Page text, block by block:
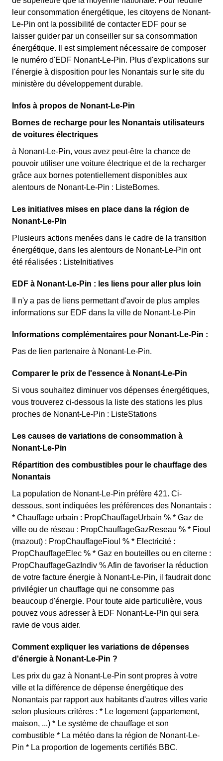
leur consommation énergétique, les citoyens de Nonant-
Le-Pin ont la possibilité de contacter EDF pour se
laisser guider par un conseiller sur sa consommation
énergétique. Il est simplement nécessaire de composer
le numéro d'EDF Nonant-Le-Pin. Plus d'explications sur
l'énergie à disposition pour les Nonantais sur le site du
ministère du développement durable.
Infos à propos de Nonant-Le-Pin
Bornes de recharge pour les Nonantais utilisateurs
de voitures électriques
à Nonant-Le-Pin, vous avez peut-être la chance de
pouvoir utiliser une voiture électrique et de la recharger
grâce aux bornes potentiellement disponibles aux
alentours de Nonant-Le-Pin : ListeBornes.
Les initiatives mises en place dans la région de
Nonant-Le-Pin
Plusieurs actions menées dans le cadre de la transition
énergétique, dans les alentours de Nonant-Le-Pin ont
été réalisées : ListeInitiatives
EDF à Nonant-Le-Pin : les liens pour aller plus loin
Il n'y a pas de liens permettant d'avoir de plus amples
informations sur EDF dans la ville de Nonant-Le-Pin
Informations complémentaires pour Nonant-Le-Pin :
Pas de lien partenaire à Nonant-Le-Pin.
Comparer le prix de l'essence à Nonant-Le-Pin
Si vous souhaitez diminuer vos dépenses énergétiques,
vous trouverez ci-dessous la liste des stations les plus
proches de Nonant-Le-Pin : ListeStations
Les causes de variations de consommation à
Nonant-Le-Pin
Répartition des combustibles pour le chauffage des
Nonantais
La population de Nonant-Le-Pin préfère 421. Ci-
dessous, sont indiquées les préférences des Nonantais :
* Chauffage urbain : PropChauffageUrbain % * Gaz de
ville ou de réseau : PropChauffageGazReseau % * Fioul
(mazout) : PropChauffageFioul % * Electricité :
PropChauffageElec % * Gaz en bouteilles ou en citerne :
PropChauffageGazIndiv % Afin de favoriser la réduction
de votre facture énergie à Nonant-Le-Pin, il faudrait donc
privilégier un chauffage qui ne consomme pas
beaucoup d'énergie. Pour toute aide particulière, vous
pouvez vous adresser à EDF Nonant-Le-Pin qui sera
ravie de vous aider.
Comment expliquer les variations de dépenses
d'énergie à Nonant-Le-Pin ?
Les prix du gaz à Nonant-Le-Pin sont propres à votre
ville et la différence de dépense énergétique des
Nonantais par rapport aux habitants d'autres villes varie
selon plusieurs critères : * Le logement (appartement,
maison, ...) * Le système de chauffage et son
combustible * La météo dans la région de Nonant-Le-
Pin * La proportion de logements certifiés BBC.